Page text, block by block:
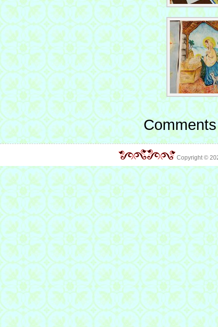
Copyright ©